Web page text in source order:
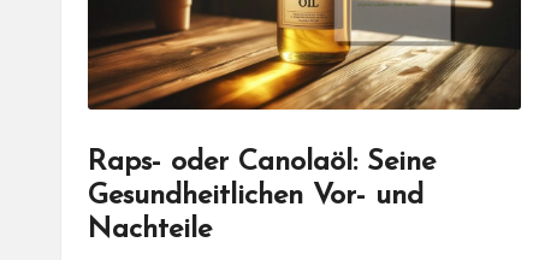
Raps- oder Canolaöl: Seine
Gesundheitlichen Vor- und
Nachteile